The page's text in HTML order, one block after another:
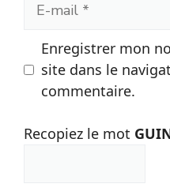
Enregistrer mon
site dans le
commentaire.
Recopiez le mot